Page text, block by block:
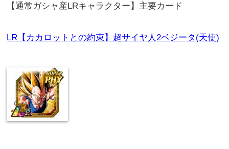
【通常ガシャ産LRキャラクター】主要カード
LR【カカロットとの約束】超サイヤ人2ベジータ(天使)